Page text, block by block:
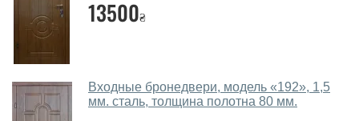
не посещая наш офис.
Сколько стоит вызвать замерщика?
Вызов замерщика-консультанта стоит 450 грн.
Вы производите установку входных
13500₴
Входные бронедвери, модель «192», 1,5
мм. сталь, толщина полотна 80 мм.